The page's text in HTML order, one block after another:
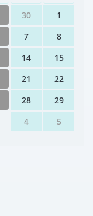
30
1
7
8
14
15
21
22
28
29
4 5